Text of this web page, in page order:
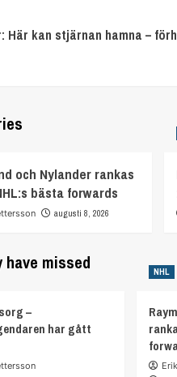
Här kan stjärnan hamna –
och Nylander rankas
bästa forwards
augusti 8, 2026
have missed
–
har gått
NHL